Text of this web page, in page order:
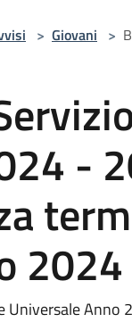
> Giovani >
-
2024
Universale Anno